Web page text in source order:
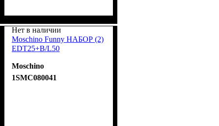
Нет в наличии
Moschino Funny НАБОР (2)
EDT25+B/L50
Moschino
1SMC080041